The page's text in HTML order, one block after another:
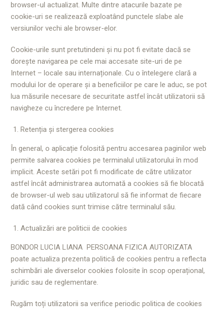
browser-ul actualizat. Multe dintre atacurile bazate pe
cookie-uri se realizează exploatând punctele slabe ale
versiunilor vechi ale browser-elor.
Cookie-urile sunt pretutindeni și nu pot fi evitate dacă se
dorește navigarea pe cele mai accesate site-uri de pe
Internet – locale sau internaționale. Cu o întelegere clară a
modului lor de operare și a beneficiilor pe care le aduc, se pot
lua măsurile necesare de securitate astfel încât utilizatorii să
navigheze cu încredere pe Internet.
Retenția și stergerea cookies
În general, o aplicație folosită pentru accesarea paginilor web
permite salvarea cookies pe terminalul utilizatorului în mod
implicit. Aceste setări pot fi modificate de către utilizator
astfel încât administrarea automată a cookies să fie blocată
de browser-ul web sau utilizatorul să fie informat de fiecare
dată când cookies sunt trimise către terminalul său.
Actualizări are politicii de cookies
BONDOR LUCIA LIANA PERSOANA FIZICA AUTORIZATA
poate actualiza prezenta politică de cookies pentru a reflecta
schimbări ale diverselor cookies folosite în scop operațional,
juridic sau de reglementare.
Rugăm toți utilizatorii sa verifice periodic politica de cookies